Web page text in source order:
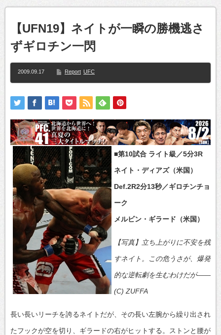
【UFN19】ネイトが一瞬の勝機逃さ
ずギロチン一閃
2009.09.17 Report UFC
■第10試合 ライト級／5分3R
ネイト・ディアズ（米国）
Def.2R2分13秒／ギロチンチョ
ーク
メルビン・ギラード（米国）
【写真】立ち上がりに不安を残
すネイト。この危うさが、爆発
的な逆転劇を生むわけだが――
(C) ZUFFA
長い長いリーチを誇るネイトだが、その長い左腕から繰り出され
たフックが空を切り、ギラードの右がヒットする。ストンと腰が